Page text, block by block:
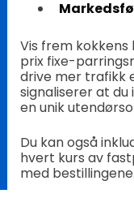
Vis frem
prix fixe-
drive mer trafikk
signaliserer at
en unik
Du kan også
hvert kurs av
med bestillingene.